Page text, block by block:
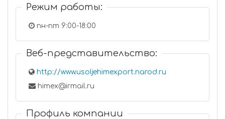
Режим работы:
пн-пт 9:00-18:00
Веб-представительство:
http://www.usoljehimexport.narod.ru
himex@irmail.ru
Профиль компании